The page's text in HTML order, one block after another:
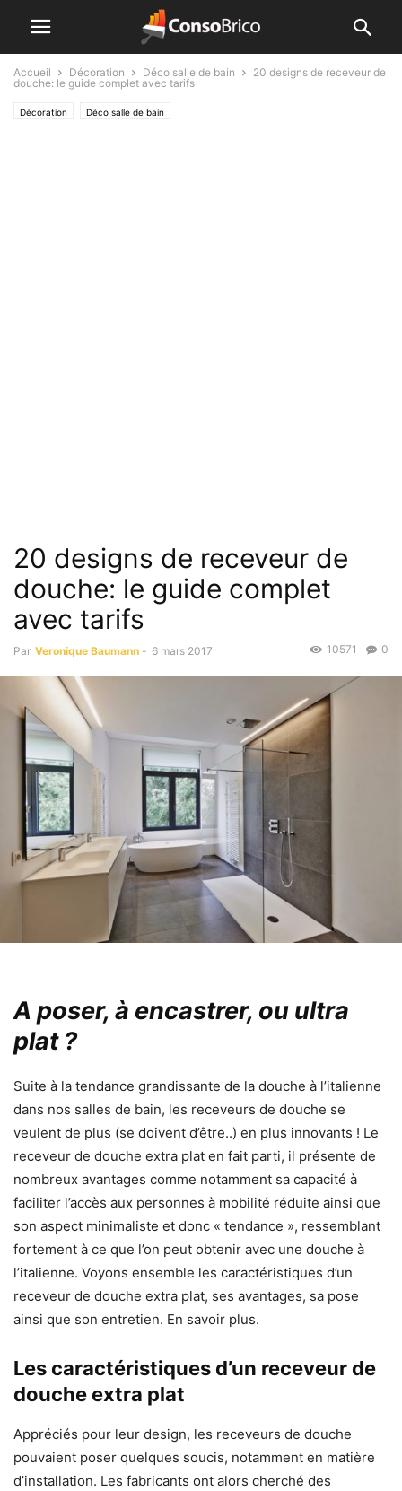
Accueil Décoration Déco salle de bain
20 designs de receveur de
douche: le guide complet avec tarifs
Décoration Déco salle de bain
20 designs de receveur de
douche: le guide complet
avec tarifs
Par Veronique Baumann - 6 mars 2017 0
10571
A poser, à encastrer, ou ultra
plat ?
Suite à la tendance grandissante de la douche à l’italienne
dans nos salles de bain, les receveurs de douche se
veulent de plus (se doivent d’être..) en plus innovants ! Le
receveur de douche extra plat en fait parti, il présente de
nombreux avantages comme notamment sa capacité à
faciliter l’accès aux personnes à mobilité réduite ainsi que
son aspect minimaliste et donc « tendance », ressemblant
fortement à ce que l’on peut obtenir avec une douche à
l’italienne. Voyons ensemble les caractéristiques d’un
receveur de douche extra plat, ses avantages, sa pose
ainsi que son entretien. En savoir plus.
Les caractéristiques d’un receveur de
douche extra plat
Appréciés pour leur design, les receveurs de douche
pouvaient poser quelques soucis, notamment en matière
d’installation. Les fabricants ont alors cherché des